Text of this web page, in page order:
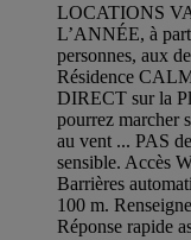
LOCATIONS
L’ANNÉE, à
personnes, aux
Résidence
DIRECT sur la
pourrez marcher
au vent ... PAS
sensible. Accès
Barrières
100 m.
Réponse rapide